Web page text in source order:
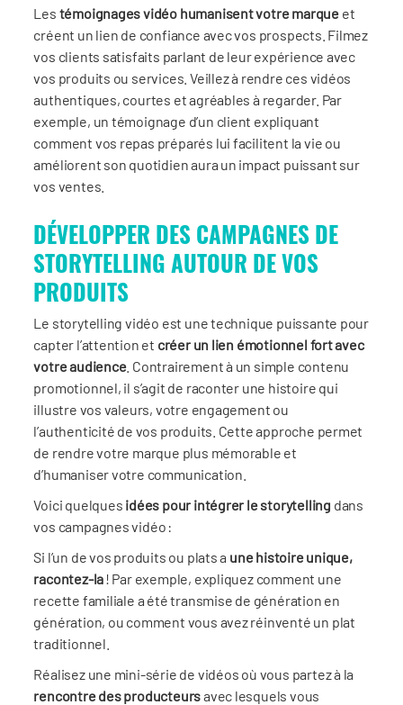
Les témoignages vidéo humanisent votre marqueet
créent un lien de confiance avec vos prospects. Filmez
vos clients satisfaits parlant de leur expérience avec
vos produits ou services. Veillez à rendre ces vidéos
authentiques, courtes et agréables à regarder. Par
exemple, un témoignage d’un client expliquant
comment vos repas préparés lui facilitent la vie ou
améliorent son quotidien aura un impact puissant sur
vos ventes.
DÉVELOPPER DES CAMPAGNES DE
STORYTELLING AUTOUR DE VOS
PRODUITS
Le storytelling vidéo est une technique puissante pour
capter l’attention et créer un lien émotionnel fort avec
votre audience. Contrairement à un simple contenu
promotionnel, il s’agit de raconter une histoire qui
illustre vos valeurs, votre engagement ou
l’authenticité de vos produits. Cette approche permet
de rendre votre marque plus mémorable et
d’humaniser votre communication.
Voici quelques idées pour intégrer le storytelling dans
vos campagnes vidéo :
Si l’un de vos produits ou plats a une histoire unique,
racontez-la! Par exemple, expliquez comment une
recette familiale a été transmise de génération en
génération, ou comment vous avez réinventé un plat
traditionnel.
Réalisez une mini-série de vidéos où vous partez à la
rencontre des producteursavec lesquels vous